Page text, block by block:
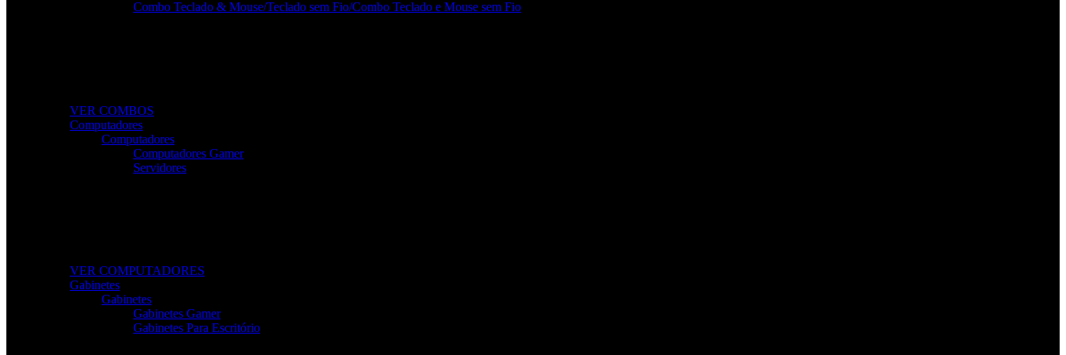
Combo Teclado & Mouse/Teclado sem Fio/Combo Teclado e Mouse sem Fio
VER COMBOS
Computadores
Computadores
Computadores Gamer
Servidores
VER COMPUTADORES
Gabinetes
Gabinetes
Gabinetes Gamer
Gabinetes Para Escritório